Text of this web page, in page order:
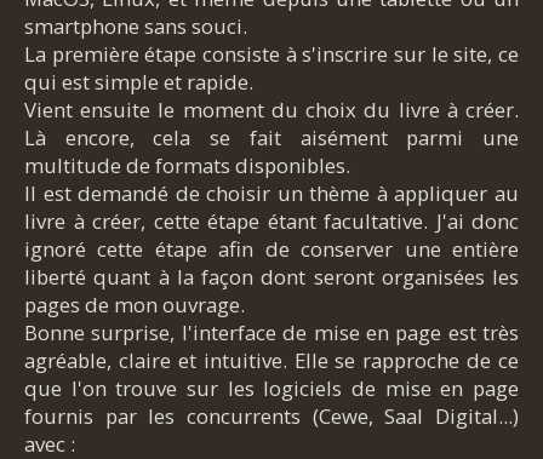
smartphone sans souci.
La première étape consiste à s'inscrire sur le site, ce
qui est simple et rapide.
Vient ensuite le moment du choix du livre à créer.
Là encore, cela se fait aisément parmi une
multitude de formats disponibles.
Il est demandé de choisir un thème à appliquer au
livre à créer, cette étape étant facultative. J'ai donc
ignoré cette étape afin de conserver une entière
liberté quant à la façon dont seront organisées les
pages de mon ouvrage.
Bonne surprise, l'interface de mise en page est très
agréable, claire et intuitive. Elle se rapproche de ce
que l'on trouve sur les logiciels de mise en page
fournis par les concurrents (Cewe, Saal Digital...)
avec :